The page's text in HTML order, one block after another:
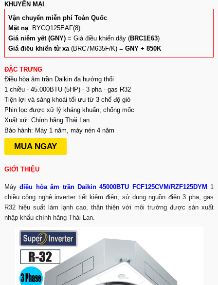
KHUYẾN MẠI
Vận chuyển miễn phí Toàn Quốc
Mặt nạ: BYCQ125EAF(8)
Giá niêm yết (GNY) = Giá điều khiển dây (BRC1E63)
Giá điều khiển từ xa(BRC7M635F/K) = GNY + 850K
ĐẶC TRƯNG
Điều hòa âm trần Daikin đa hướng thổi
1 chiều - 45.000BTU (5HP) - 3 pha - gas R32
Tiện lợi và sảng khoái tối ưu từ 3 chế độ gió
Phin lọc được xử lý kháng khuẩn, chống mốc
Xuất xứ: Chính hãng Thái Lan
Bảo hành: Máy 1 năm, máy nén 4 năm
MUA NGAY
GIỚI THIỆU
Máyđiều hòa âm trần Daikin 45000BTU FCF125CVM/RZF125DYM 1
chiều công nghệ inverter tiết kiệm điện, sử dụng nguồn điện 3 pha, gas
R32 hiệu suất làm lạnh cao, thân thiện với môi trường được sản xuất
nhập khẩu chính hãng Thái Lan.